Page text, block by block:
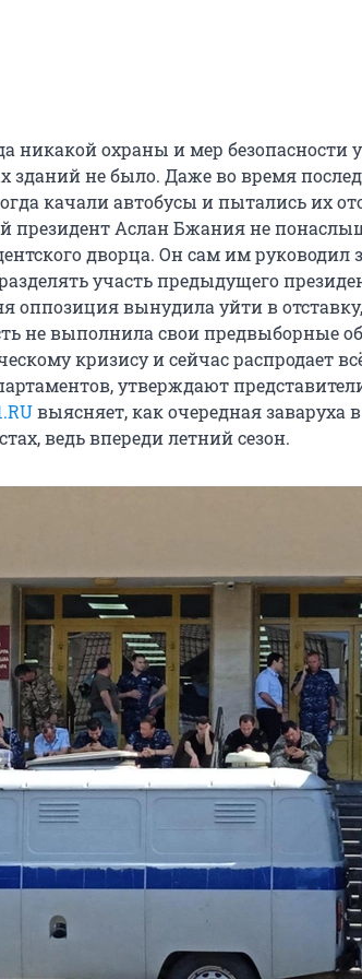
никакой охраны и мер безопасности у
зданий не было. Даже во время
качали автобусы и пытались их
Аслан Бжания не
дворца. Он сам им руководил
участь предыдущего
оппозиция вынудила уйти в
не выполнила свои предвыборные
кризису и сейчас распродает
утверждают
выясняет, как очередная заваруха в
ведь впереди летний сезон.